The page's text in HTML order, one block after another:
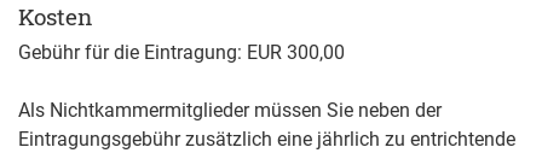
Kosten
Gebühr für die Eintragung: EUR 300,00
Als Nichtkammermitglieder müssen Sie neben der
Eintragungsgebühr zusätzlich eine jährlich zu entrichtende